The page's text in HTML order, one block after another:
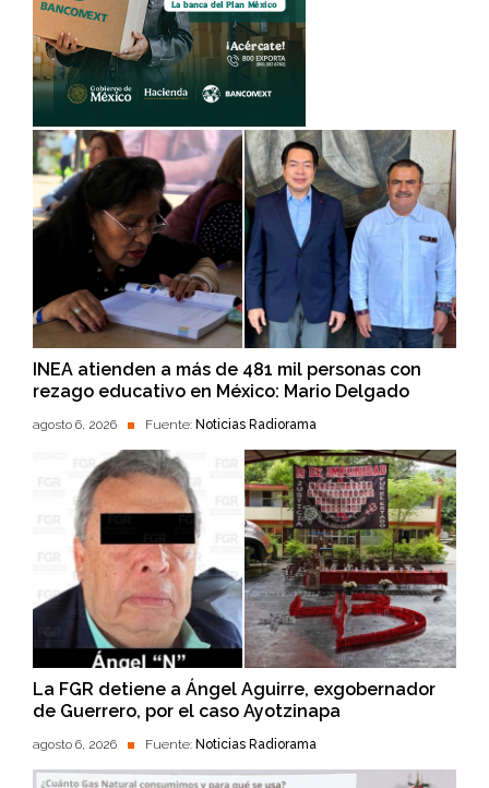
INEA atienden a más de 481 mil personas con
rezago educativo en México: Mario Delgado
agosto 6, 2026 Fuente: Noticias Radiorama
La FGR detiene a Ángel Aguirre, exgobernador
de Guerrero, por el caso Ayotzinapa
agosto 6, 2026 Fuente: Noticias Radiorama